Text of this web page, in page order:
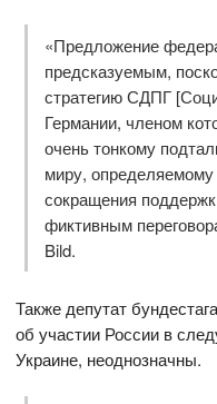
«Предложение
предсказуемым,
стратегию СДПГ
Германии, членом
очень тонкому
миру, определяемому
сокращения
фиктивным
Bild.
Также депутат
об участии России в
Украине, неоднозначны.